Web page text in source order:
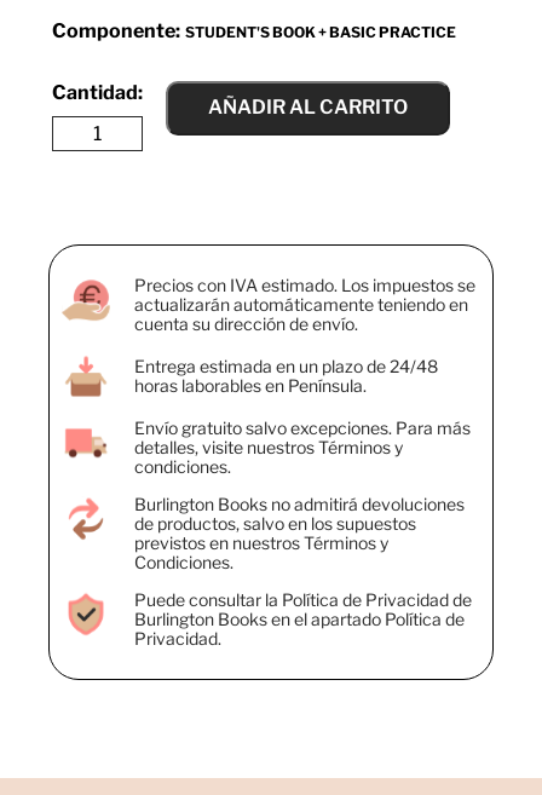
Componente: STUDENT'S BOOK + BASIC PRACTICE
AÑADIR AL CARRITO
Precios con IVA estimado. Los impuestos se
actualizarán automáticamente teniendo en
cuenta su dirección de envío.
Entrega estimada en un plazo de 24/48
horas laborables en Península.
Envío gratuito salvo excepciones. Para más
detalles, visite nuestros Términos y
condiciones.
Burlington Books no admitirá devoluciones
de productos, salvo en los supuestos
previstos en nuestros Términos y
Condiciones.
Puede consultar la Política de Privacidad de
Burlington Books en el apartado Política de
Privacidad.